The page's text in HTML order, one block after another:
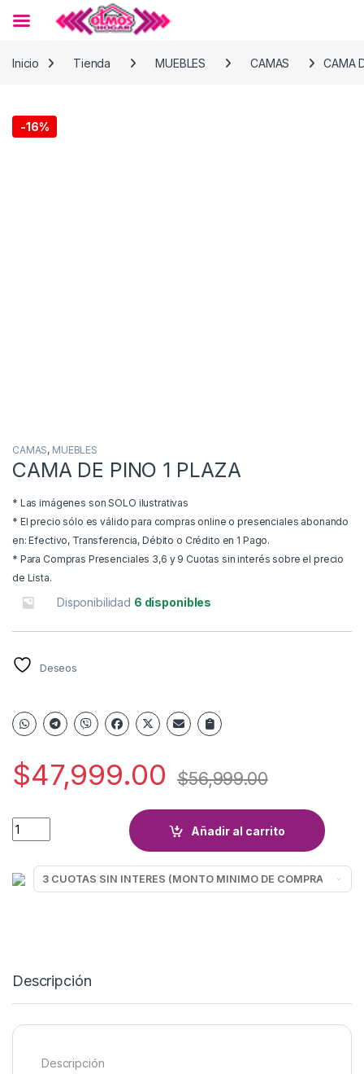
Inicio
Tienda MUEBLES CAMAS CAMA
-16%
CAMAS, MUEBLES
CAMA DE PINO 1 PLAZA
* Las imágenes son SOLO ilustrativas
* El precio sólo es válido para compras online o presenciales abonando
en: Efectivo, Transferencia, Débito o Crédito en 1 Pago.
* Para Compras Presenciales 3,6 y 9 Cuotas sin interés sobre el precio
de Lista.
Disponibilidad 6 disponibles
Deseos
$47,999.00 $56,999.00
CAMA DE PINO 1 PLAZA quantity
Añadir al carrito
Descripción
Descripción